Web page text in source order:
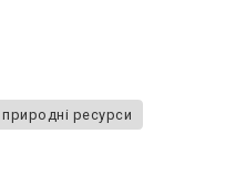
природні ресурси